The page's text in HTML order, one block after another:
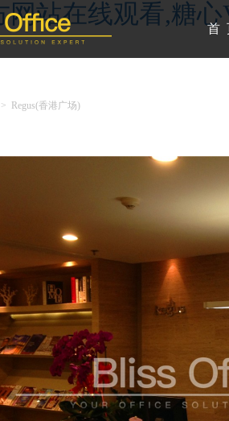
网站在线观看,糖
首
> Regus(香港广场)